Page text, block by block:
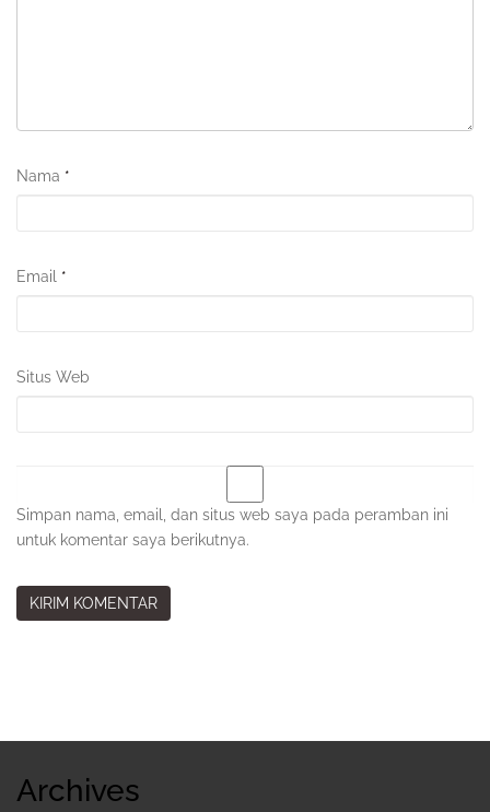
Nama *
Email *
Situs Web
Simpan nama, email, dan situs web saya pada peramban ini
untuk komentar saya berikutnya.
Archives